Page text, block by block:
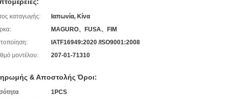
καταγωγής:
Ιαπωνία, Κίνα
MAGURO、FUSA、FIM
IATF16949:2020 /ISO9001:2008
μοντέλου:
207-01-71310
& Αποστολής Όροι:
1PCS